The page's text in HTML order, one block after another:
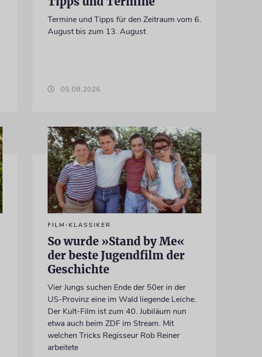
Termine und Tipps für den Zeitraum vom 6.
August bis zum 13. August
05.08.2026
FILM-KLASSIKER
So wurde »Stand by Me«
der beste Jugendfilm der
Geschichte
Vier Jungs suchen Ende der 50er in der
US-Provinz eine im Wald liegende Leiche.
Der Kult-Film ist zum 40. Jubiläum nun
etwa auch beim ZDF im Stream. Mit
welchen Tricks Regisseur Rob Reiner
arbeitete